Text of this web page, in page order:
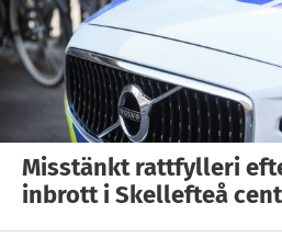
Misstänkt rattfylleri
inbrott i Skellefteå